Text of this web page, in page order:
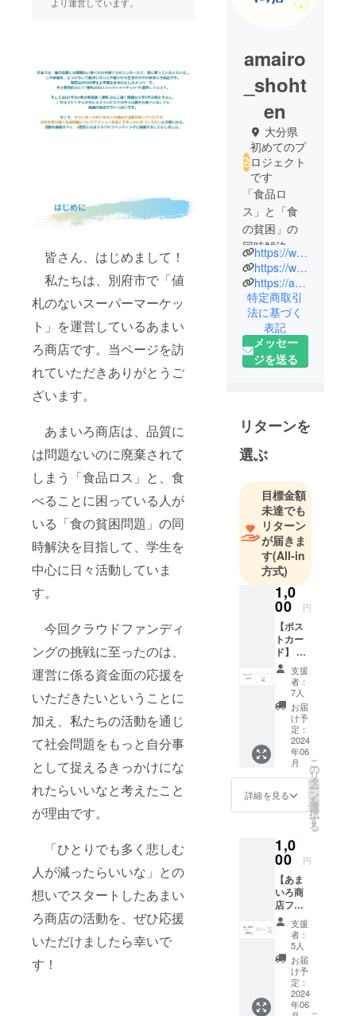
より運営しています。
皆さん、はじめまして！
私たちは、別府市で「値
札のないスーパーマーケッ
ト」を運営しているあまい
ろ商店です。当ページを訪
れていただきありがとうご
ざいます。
あまいろ商店は、品質に
は問題ないのに廃棄されて
しまう「食品ロス」と、食
べることに困っている人が
いる「食の貧困問題」の同
時解決を目指して、学生を
中心に日々活動していま
す。
今回クラウドファンディ
ングの挑戦に至ったのは、
運営に係る資金面の応援を
いただきたいということに
加え、私たちの活動を通じ
て社会問題をもっと自分事
として捉えるきっかけにな
れたらいいなと考えたこと
が理由です。
「ひとりでも多く悲しむ
人が減ったらいいな」との
想いでスタートしたあまい
ろ商店の活動を、ぜひ応援
いただけましたら幸いで
す！
amairo
_shoht
en
大分県
初めてのプ
ロジェクト
です
「食品ロ
ス」と「食
の貧困」の
同時解決を
目指して、
別府市で”値
札のない
スーパー
マーケッ
ト”を運営し
ています。
https://www.instagram.com/amairo_shohten/?hl=ja
https://www.facebook.com/amairoshohten/
https://amairoshohten.wixsite.com/amairohome
特定商取引
法に基づく
表記
メッセー
ジを送る
リターンを
選ぶ
目標金額
未達でも
リターン
が届きま
す(All-in
方式)
1,0
00 円
【ポス
トカー
ド】 こ
れまで
の活動
の写真
にメン
バーか
らの
メッ
セージ
が入っ
たポス
トカー
ドを心
りいた
しま
す！ 内
容：お
礼メー
ルと活
動報告
書、ポ
スト
カード
支援
者：
7人
お届
け予
定：
2024
年06
月
詳細を見る
こ
の
リ
タ
ー
ン
を
選
択
す
る
1,0
00 円
【あま
いろ商
店ファ
ン（ブ
ロン
ズ）】
あまい
ろ商店
を全力
で応
援！リ
支援
者：
5人
お届
け予
定：
2024
年06